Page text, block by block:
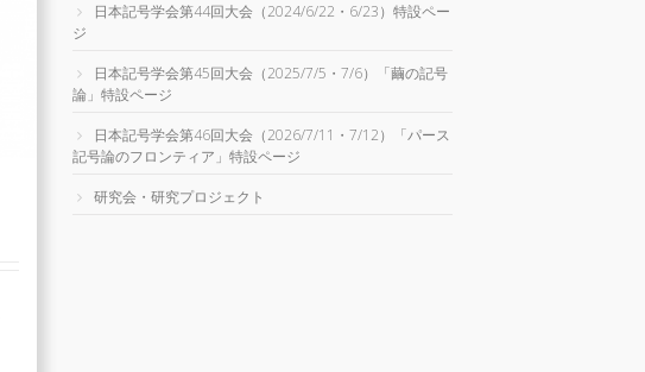
日本記号学会第44回大会（2024/6/22・6/23）特設ペー
ジ
日本記号学会第45回大会（2025/7/5・7/6）「繭の記号
論」特設ページ
日本記号学会第46回大会（2026/7/11・7/12）「パース
記号論のフロンティア」特設ページ
研究会・研究プロジェクト